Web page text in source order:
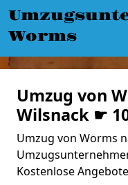
Worms
Umzug von
Wilsnack ☛
Umzug von Worms
Kostenlose